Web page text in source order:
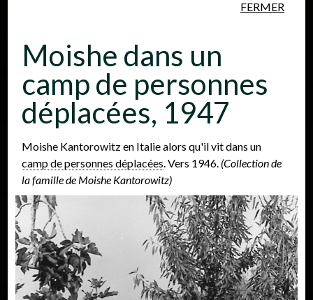
Personnes Lieux Événements
Moishe dans un
camp de personnes
déplacées, 1947
FERMER
Moishe Kantorowitz en Italie alors qu'il vit dans un
camp de personnes déplacées. Vers 1946. (Collection de
la famille de Moishe Kantorowitz)